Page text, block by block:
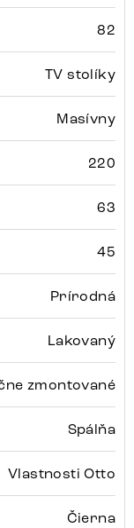
82
TV stolíky
Masívny
220
63
45
Prírodná
Lakovaný
zmontované
Spálňa
Vlastnosti Otto
Čierna